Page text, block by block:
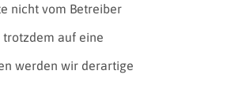
nicht vom Betreiber
auf eine
werden wir derartige